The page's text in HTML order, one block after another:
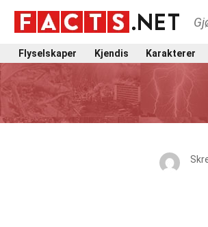
Flyselskaper Kjendis Karakterer